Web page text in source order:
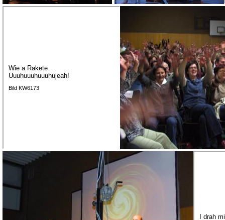
Wie a Rakete
Uuuhuuuhuuuhujeah!
Bild KW6173
I drah